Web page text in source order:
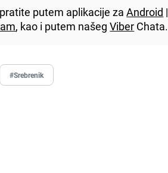
pratite putem aplikacije zaAndroid |
, kao i putem našegViber Chata.
#Srebrenik